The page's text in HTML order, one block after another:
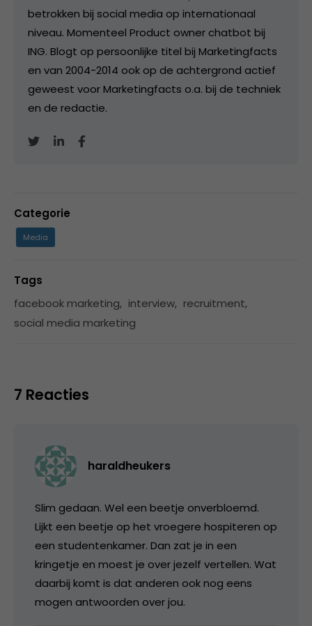
betrokken bij social media op internationaal
niveau. Momenteel Product owner chatbot bij
ING. Blogt op persoonlijke titel bij Marketingfacts
en van 2004-2014 ook op de achtergrond actief
geweest voor Marketingfacts o.a. bij de techniek
en de redactie.
Categorie
Media
Tags
facebook marketing, interview, recruitment,
social media marketing
7 Reacties
haraldheukers
Slim gedaan. Wel een beetje onverbloemd.
Lijkt een beetje op het vroegere hospiteren op
een studentenkamer. Dan zat je in een
kringetje en moest je over jezelf vertellen. Wat
daarbij komt is dat anderen ook nog eens
mogen antwoorden over jou.